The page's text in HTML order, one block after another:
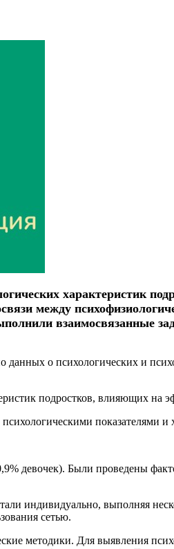
характеристик
между
взаимосвязанные
о психологических и
подростков, влияющих на
показателями
девочек). Были проведены
индивидуально, выполняя
сетью.
методики. Для выявления